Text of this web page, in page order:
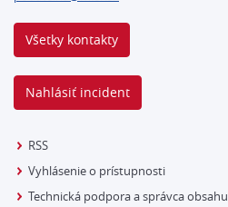
Všetky kontakty
Nahlásiť incident
RSS
Vyhlásenie o prístupnosti
Technická podpora a správca obsahu